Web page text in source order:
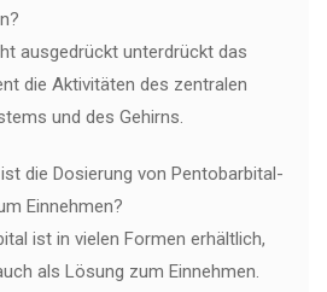
ausgedrückt unterdrückt das
die Aktivitäten des zentralen
und des Gehirns.
die Dosierung von Pentobarbital-
Einnehmen?
ist in vielen Formen erhältlich,
als Lösung zum Einnehmen.